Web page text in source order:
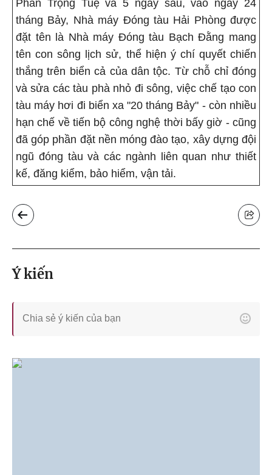
Phan Trọng Tuệ và 5 ngày sau, vào ngày 24
tháng Bảy, Nhà máy Đóng tàu Hải Phòng được
đặt tên là Nhà máy Đóng tàu Bạch Đằng mang
tên con sông lịch sử, thể hiện ý chí quyết chiến
thắng trên biển cả của dân tộc. Từ chỗ chỉ đóng
và sửa các tàu phà nhỏ đi sông, việc chế tạo con
tàu máy hơi đi biển xa "20 tháng Bảy" - còn nhiều
hạn chế về tiến bộ công nghệ thời bấy giờ - cũng
đã góp phần đặt nền móng đào tạo, xây dựng đội
ngũ đóng tàu và các ngành liên quan như thiết
kế, đăng kiểm, bảo hiểm, vận tải.
Ý kiến